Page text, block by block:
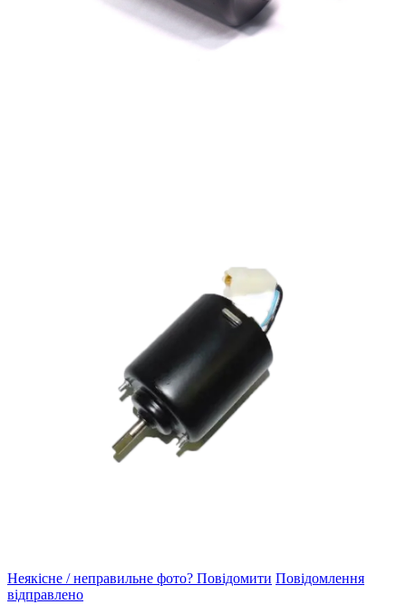
Неякісне / неправильне фото? Повідомити Повідомлення
відправлено